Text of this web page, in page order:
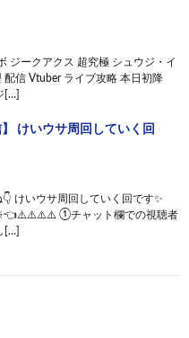
ジークアクス 超究極 シュウジ・イ
配信 Vtuber ライブ攻略 本日初降
[…]
けいウサ周回していく回
けいウサ周回していく回です✨
①チャット欄での視聴者
[…]